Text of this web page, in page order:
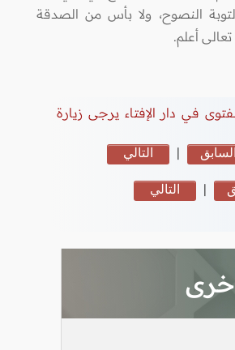
النصوح، ولا بأس من الصدقة
أعلم.
في دار الإفتاء يرجى زيارة
السابق | التالي
| التالي